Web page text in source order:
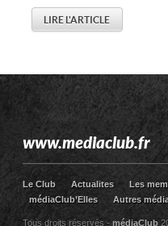
LIRE L'ARTICLE
www.mediaclub.fr
Le Club Actualites Les
médiaClub’Elles
Autres
Tous droits réservés -médiaClub